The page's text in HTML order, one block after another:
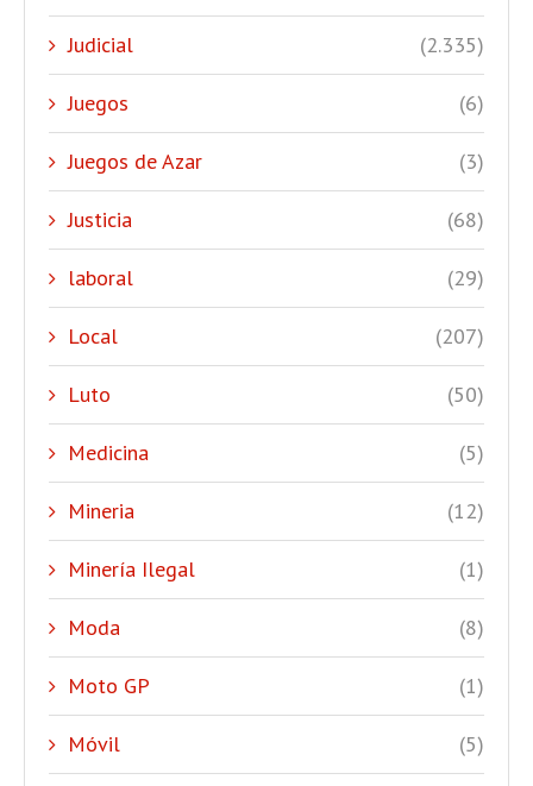
Judicial (2.335)
Juegos (6)
Juegos de Azar (3)
Justicia (68)
laboral (29)
Local (207)
Luto (50)
Medicina (5)
Mineria (12)
Minería Ilegal (1)
Moda (8)
Moto GP (1)
Móvil (5)